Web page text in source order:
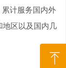
计服务国内外
地区以及国内几
ꁸ